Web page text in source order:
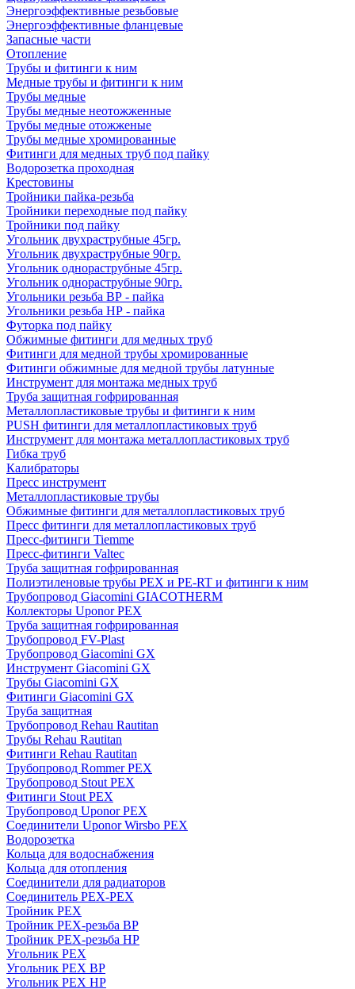
Энергоэффективные резьбовые
Энергоэффективные фланцевые
Запасные части
Отопление
Трубы и фитинги к ним
Медные трубы и фитинги к ним
Трубы медные
Трубы медные неотожженные
Трубы медные отожженые
Трубы медные хромированные
Фитинги для медных труб под пайку
Водорозетка проходная
Крестовины
Тройники пайка-резьба
Тройники переходные под пайку
Тройники под пайку
Угольник двухраструбные 45гр.
Угольник двухраструбные 90гр.
Угольник однораструбные 45гр.
Угольник однораструбные 90гр.
Угольники резьба ВР - пайка
Угольники резьба НР - пайка
Футорка под пайку
Обжимные фитинги для медных труб
Фитинги для медной трубы хромированные
Фитинги обжимные для медной трубы латунные
Инструмент для монтажа медных труб
Труба защитная гофрированная
Металлопластиковые трубы и фитинги к ним
PUSH фитинги для металлопластиковых труб
Инструмент для монтажа металлопластиковых труб
Гибка труб
Калибраторы
Пресс инструмент
Металлопластиковые трубы
Обжимные фитинги для металлопластиковых труб
Пресс фитинги для металлопластиковых труб
Пресс-фитинги Tiemme
Пресс-фитинги Valtec
Труба защитная гофрированная
Полиэтиленовые трубы PEX и PE-RT и фитинги к ним
Трубопровод Giacomini GIACOTHERM
Коллекторы Uponor PEX
Труба защитная гофрированная
Трубопровод FV-Plast
Трубопровод Giacomini GX
Инструмент Giacomini GX
Трубы Giacomini GX
Фитинги Giacomini GX
Труба защитная
Трубопровод Rehau Rautitan
Трубы Rehau Rautitan
Фитинги Rehau Rautitan
Трубопровод Rommer PEX
Трубопровод Stout PEX
Фитинги Stout PEX
Трубопровод Uponor PEX
Соединители Uponor Wirsbo PEX
Водорозетка
Кольца для водоснабжения
Кольца для отопления
Соединители для радиаторов
Соединитель PEX-PEX
Тройник PEX
Тройник PEX-резьба ВР
Тройник PEX-резьба НР
Угольник PEX
Угольник PEX ВР
Угольник PEX НР